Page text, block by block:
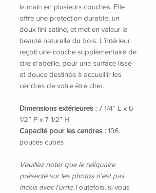
la main en plusieurs couches. Elle
offre une protection durable, un
doux fini satiné, et met en valeur la
beauté naturelle du bois. L’intérieur
reçoit une couche supplémentaire de
cire d’abeille, pour une surface lisse
et douce destinée à accueillir les
cendres de votre être cher.
Dimensions extérieures : 7 1/4” L x 6
1/2” P x 7 1/2” H
Capacité pour les cendres : 196
pouces cubes
Veuillez noter que le reliquaire
présenté sur les photos n’est pas
inclus avec l’urne.Toutefois, si vous